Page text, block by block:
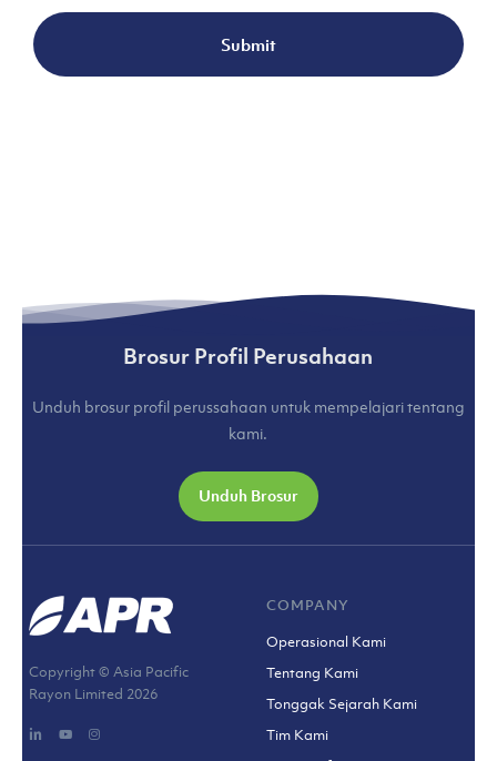
Brosur Profil Perusahaan
Unduh brosur profil perussahaan untuk mempelajari tentang
kami.
Unduh Brosur
Copyright © Asia Pacific
Rayon Limited 2026
COMPANY
Operasional Kami
Tentang Kami
Tonggak Sejarah Kami
Tim Kami